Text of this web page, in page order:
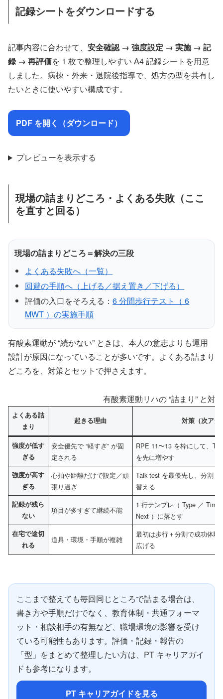
記録シートをダウンロードする
記事内容に合わせて、 安全確認 → 強度設定 → 実施 → 記
録 → 再評価を 1 枚で整理しやすい A4 記録シートを用意
しました。病棟・外来・退院後指導で、処方の型を共有し
たいときに使いやすい構成です。
PDF を開く（ダウンロード）
プレビューを表示する
現場の詰まりどころ・よくある失敗（ここ
を直すと回る）
現場の詰まりどころ＝解決の三段
よくある失敗へ（一覧）
回避の手順へ（上げる／据え置き／下げる）
評価の入口をそろえる：6 分間歩行テスト（ 6
MWT ）の実施手順
有酸素運動が “続かない” ときは、本人の意志よりも運用
設計が原因になっていることが多いです。よくある詰まり
どころを、対策とセットで押さえます。
有酸素運動リハの “詰まり” と対
よくある詰
まり
起きる理由 対策（次アク
強度が低す
ぎる
安全優先で “軽すぎ” が固
定される
RPE 11〜13 を枠にして、
を先に増やす
強度が高す
ぎる
心拍や距離だけで設定／頑
張り過ぎ
Talk test を最優先し、分割
替える
記録が残ら
ない
項目が多すぎて継続不能
1 行テンプレ（ Type ／
Next ）に落とす
在宅で途切
れる
道具・環境・手順が複雑
最初は歩行＋分割で成功体
広げる
ここまで整えても毎回同じところで詰まる場合は、
書き方や手順だけでなく、教育体制・共通フォーマ
ット・相談相手の有無など、職場環境の影響を受け
ている可能性もあります。評価・記録・報告の
「型」をまとめて整理したい方は、PT キャリアガイ
ドも参考になります。
PT キャリアガイドを見る